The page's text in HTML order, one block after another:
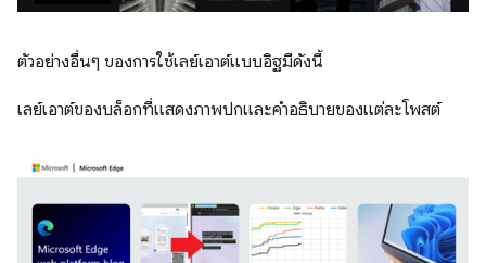
ตัวอย่างอื่นๆ ของการใช้เลย์เอาต์แบบอิฐมีดังนี้
เลย์เอาต์ของบล็อกที่แสดงภาพปกและคำอธิบายของแต่ละโพสต์